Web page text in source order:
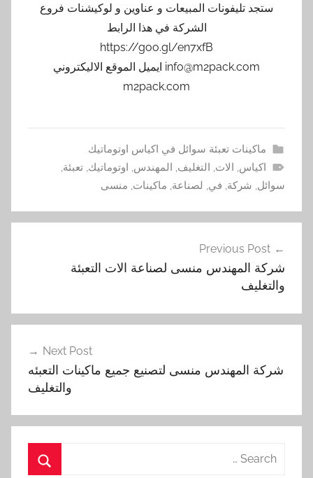
ستجد تليفونات المبيعات و عناوين و لوكيشنات فروع
الشركة في هذا الرابط
https://goo.gl/en7xfB
info@m2pack.com ايميل الموقع الاليكتروني
m2pack.com
ماكينات تعبئة سوائل في اكياس اوتوماتيك
اكياس, الات, التغليف, المهندس, اوتوماتيك,تعبئة,
سوائل, شركة, في, لصناعة, ماكينات, منسى
المقالات
Previous Post
شركة المهندس منسى لصناعة الات التعبئة
والتغليف
Next Post
شركة المهندس منسى لتصنيع جميع ماكينات التعبئه
والتغليف
Search